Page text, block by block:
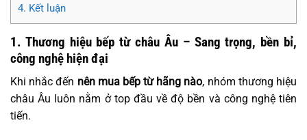
4. Kết luận
1. Thương hiệu bếp từ châu Âu – Sang trọng, bền bỉ,
công nghệ hiện đại
Khi nhắc đến nên mua bếp từ hãng nào, nhóm thương hiệu
châu Âu luôn nằm ở top đầu về độ bền và công nghệ tiên
tiến.